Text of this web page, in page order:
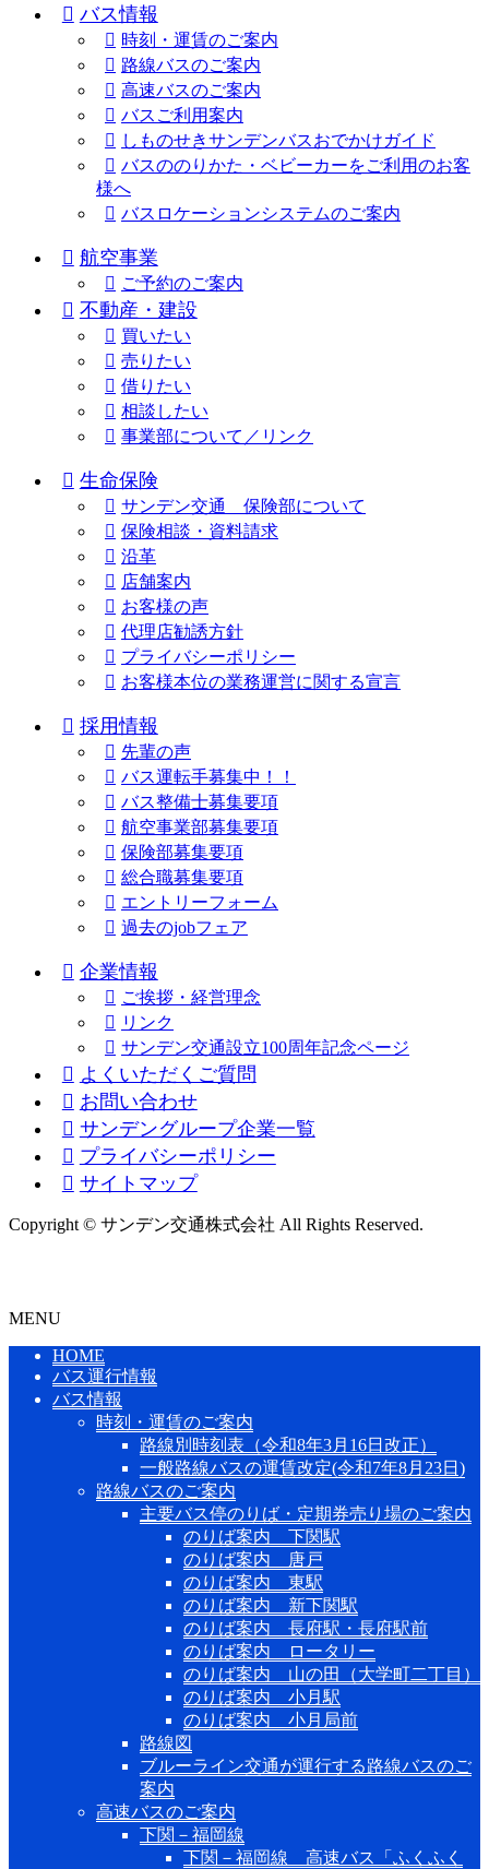
バス情報
時刻・運賃のご案内
路線バスのご案内
高速バスのご案内
バスご利用案内
しものせきサンデンバスおでかけガイド
バスののりかた・ベビーカーをご利用のお客
様へ
バスロケーションシステムのご案内
航空事業
ご予約のご案内
不動産・建設
買いたい
売りたい
借りたい
相談したい
事業部について／リンク
生命保険
サンデン交通 保険部について
保険相談・資料請求
沿革
店舗案内
お客様の声
代理店勧誘方針
プライバシーポリシー
お客様本位の業務運営に関する宣言
採用情報
先輩の声
バス運転手募集中！！
バス整備士募集要項
航空事業部募集要項
保険部募集要項
総合職募集要項
エントリーフォーム
過去のjobフェア
企業情報
ご挨拶・経営理念
リンク
サンデン交通設立100周年記念ページ
よくいただくご質問
お問い合わせ
サンデングループ企業一覧
プライバシーポリシー
サイトマップ
Copyright © サンデン交通株式会社 All Rights Reserved.
MENU
HOME
バス運行情報
バス情報
時刻・運賃のご案内
路線別時刻表（令和8年3月16日改正）
一般路線バスの運賃改定(令和7年8月23日)
路線バスのご案内
主要バス停のりば・定期券売り場のご案内
のりば案内 下関駅
のりば案内 唐戸
のりば案内 東駅
のりば案内 新下関駅
のりば案内 長府駅・長府駅前
のりば案内 ロータリー
のりば案内 山の田（大学町二丁目）
のりば案内 小月駅
のりば案内 小月局前
路線図
ブルーライン交通が運行する路線バスのご
案内
高速バスのご案内
下関－福岡線
下関－福岡線 高速バス「ふくふく